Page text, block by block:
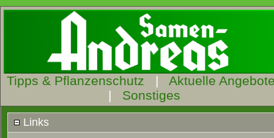
Tipps & Pflanzenschutz | Aktuelle
| Sonstiges
Links